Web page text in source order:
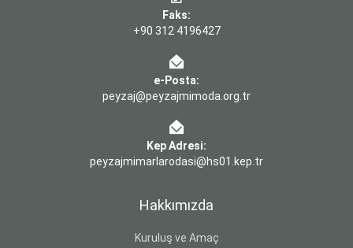
Faks:
+90 312 4196427
e-Posta:
peyzaj@peyzajmimoda.org.tr
Kep Adresi:
peyzajmimarlarodasi@hs01.kep.tr
Hakkımızda
Kuruluş ve Amaç